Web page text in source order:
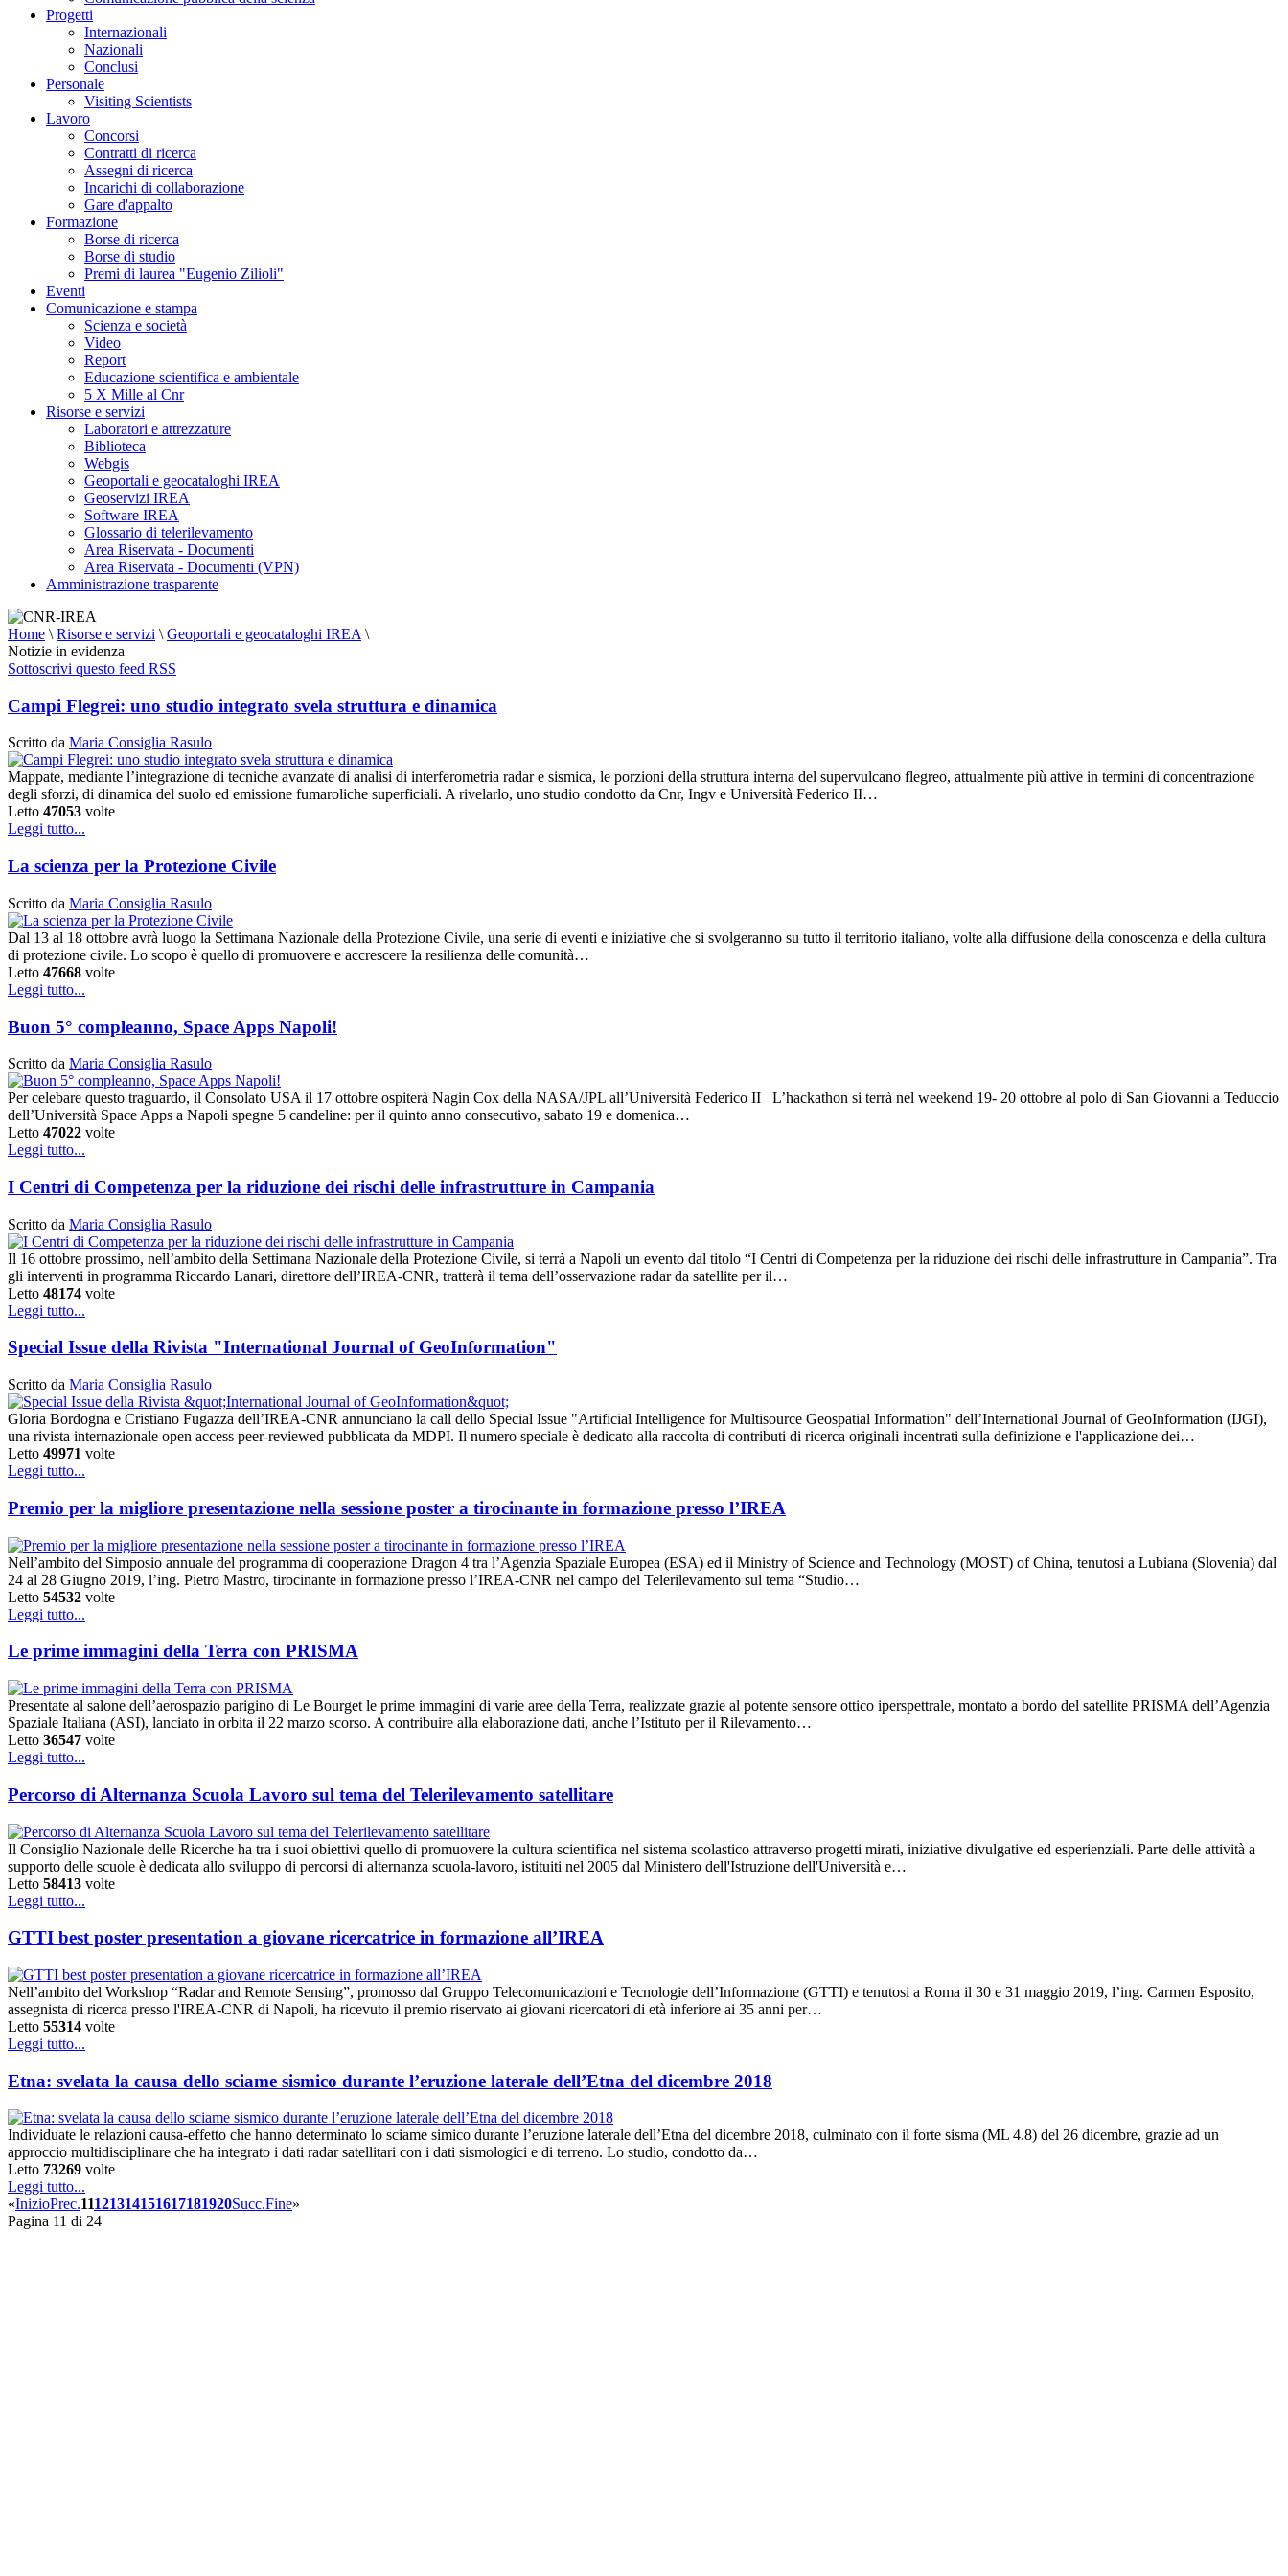
Progetti
Internazionali
Nazionali
Conclusi
Personale
Visiting Scientists
Lavoro
Concorsi
Contratti di ricerca
Assegni di ricerca
Incarichi di collaborazione
Gare d'appalto
Formazione
Borse di ricerca
Borse di studio
Premi di laurea "Eugenio Zilioli"
Eventi
Comunicazione e stampa
Scienza e società
Video
Report
Educazione scientifica e ambientale
5 X Mille al Cnr
Risorse e servizi
Laboratori e attrezzature
Biblioteca
Webgis
Geoportali e geocataloghi IREA
Geoservizi IREA
Software IREA
Glossario di telerilevamento
Area Riservata - Documenti
Area Riservata - Documenti (VPN)
Amministrazione trasparente
Home \ Risorse e servizi \ Geoportali e geocataloghi IREA \
Notizie in evidenza
Sottoscrivi questo feed RSS
Campi Flegrei: uno studio integrato svela struttura e dinamica
Scritto da Maria Consiglia Rasulo
Mappate, mediante l’integrazione di tecniche avanzate di analisi di interferometria radar e sismica, le porzioni della struttura interna del supervulcano flegreo, attualmente più attive in termini di concentrazione
degli sforzi, di dinamica del suolo ed emissione fumaroliche superficiali. A rivelarlo, uno studio condotto da Cnr, Ingv e Università Federico II…
Letto 47053 volte
Leggi tutto...
La scienza per la Protezione Civile
Scritto da Maria Consiglia Rasulo
Dal 13 al 18 ottobre avrà luogo la Settimana Nazionale della Protezione Civile, una serie di eventi e iniziative che si svolgeranno su tutto il territorio italiano, volte alla diffusione della conoscenza e della cultura
di protezione civile. Lo scopo è quello di promuovere e accrescere la resilienza delle comunità…
Letto 47668 volte
Leggi tutto...
Buon 5° compleanno, Space Apps Napoli!
Scritto da Maria Consiglia Rasulo
Per celebare questo traguardo, il Consolato USA il 17 ottobre ospiterà Nagin Cox della NASA/JPL all’Università Federico II L’hackathon si terrà nel weekend 19- 20 ottobre al polo di San Giovanni a Teduccio
dell’Università Space Apps a Napoli spegne 5 candeline: per il quinto anno consecutivo, sabato 19 e domenica…
Letto 47022 volte
Leggi tutto...
I Centri di Competenza per la riduzione dei rischi delle infrastrutture in Campania
Scritto da Maria Consiglia Rasulo
Il 16 ottobre prossimo, nell’ambito della Settimana Nazionale della Protezione Civile, si terrà a Napoli un evento dal titolo “I Centri di Competenza per la riduzione dei rischi delle infrastrutture in Campania”. Tra
gli interventi in programma Riccardo Lanari, direttore dell’IREA-CNR, tratterà il tema dell’osservazione radar da satellite per il…
Letto 48174 volte
Leggi tutto...
Special Issue della Rivista "International Journal of GeoInformation"
Scritto da Maria Consiglia Rasulo
Gloria Bordogna e Cristiano Fugazza dell’IREA-CNR annunciano la call dello Special Issue "Artificial Intelligence for Multisource Geospatial Information" dell’International Journal of GeoInformation (IJGI),
una rivista internazionale open access peer-reviewed pubblicata da MDPI. Il numero speciale è dedicato alla raccolta di contributi di ricerca originali incentrati sulla definizione e l'applicazione dei…
Letto 49971 volte
Leggi tutto...
Premio per la migliore presentazione nella sessione poster a tirocinante in formazione presso l’IREA
Nell’ambito del Simposio annuale del programma di cooperazione Dragon 4 tra l’Agenzia Spaziale Europea (ESA) ed il Ministry of Science and Technology (MOST) of China, tenutosi a Lubiana (Slovenia) dal
24 al 28 Giugno 2019, l’ing. Pietro Mastro, tirocinante in formazione presso l’IREA-CNR nel campo del Telerilevamento sul tema “Studio…
Letto 54532 volte
Leggi tutto...
Le prime immagini della Terra con PRISMA
Presentate al salone dell’aerospazio parigino di Le Bourget le prime immagini di varie aree della Terra, realizzate grazie al potente sensore ottico iperspettrale, montato a bordo del satellite PRISMA dell’Agenzia
Spaziale Italiana (ASI), lanciato in orbita il 22 marzo scorso. A contribuire alla elaborazione dati, anche l’Istituto per il Rilevamento…
Letto 36547 volte
Leggi tutto...
Percorso di Alternanza Scuola Lavoro sul tema del Telerilevamento satellitare
Il Consiglio Nazionale delle Ricerche ha tra i suoi obiettivi quello di promuovere la cultura scientifica nel sistema scolastico attraverso progetti mirati, iniziative divulgative ed esperienziali. Parte delle attività a
supporto delle scuole è dedicata allo sviluppo di percorsi di alternanza scuola-lavoro, istituiti nel 2005 dal Ministero dell'Istruzione dell'Università e…
Letto 58413 volte
Leggi tutto...
GTTI best poster presentation a giovane ricercatrice in formazione all’IREA
Nell’ambito del Workshop “Radar and Remote Sensing”, promosso dal Gruppo Telecomunicazioni e Tecnologie dell’Informazione (GTTI) e tenutosi a Roma il 30 e 31 maggio 2019, l’ing. Carmen Esposito,
assegnista di ricerca presso l'IREA-CNR di Napoli, ha ricevuto il premio riservato ai giovani ricercatori di età inferiore ai 35 anni per…
Letto 55314 volte
Leggi tutto...
Etna: svelata la causa dello sciame sismico durante l’eruzione laterale dell’Etna del dicembre 2018
Individuate le relazioni causa-effetto che hanno determinato lo sciame simico durante l’eruzione laterale dell’Etna del dicembre 2018, culminato con il forte sisma (ML 4.8) del 26 dicembre, grazie ad un
approccio multidisciplinare che ha integrato i dati radar satellitari con i dati sismologici e di terreno. Lo studio, condotto da…
Letto 73269 volte
Leggi tutto...
«InizioPrec.11121314151617181920Succ.Fine»
Pagina 11 di 24